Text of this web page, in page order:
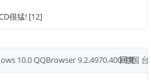
很猛! [12]
回复
10.0QQBrowser 9.2.4970.400中国